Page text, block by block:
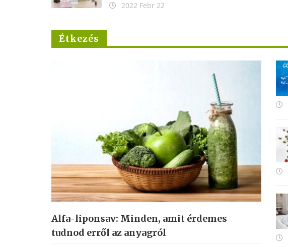
2022 Febr 22
Étkezés
Alfa-liponsav: Minden, amit érdemes
tudnod erről az anyagról